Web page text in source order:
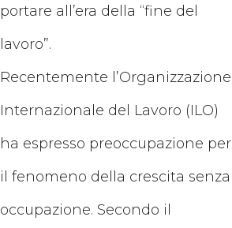
portare all’era della “fine del
lavoro”.
Recentemente l’Organizzazione
Internazionale del Lavoro (ILO)
ha espresso preoccupazione per
il fenomeno della crescita senza
occupazione. Secondo il